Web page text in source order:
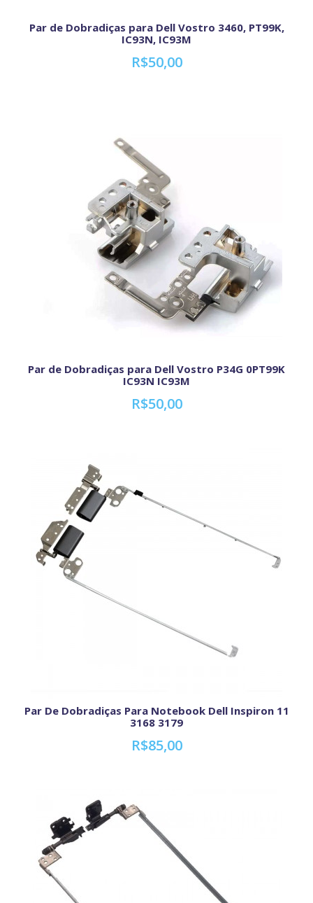
Par de Dobradiças para Dell Vostro 3460, PT99K,
IC93N, IC93M
R$50,00
Par de Dobradiças para Dell Vostro P34G 0PT99K
IC93N IC93M
R$50,00
Par De Dobradiças Para Notebook Dell Inspiron 11
3168 3179
R$85,00